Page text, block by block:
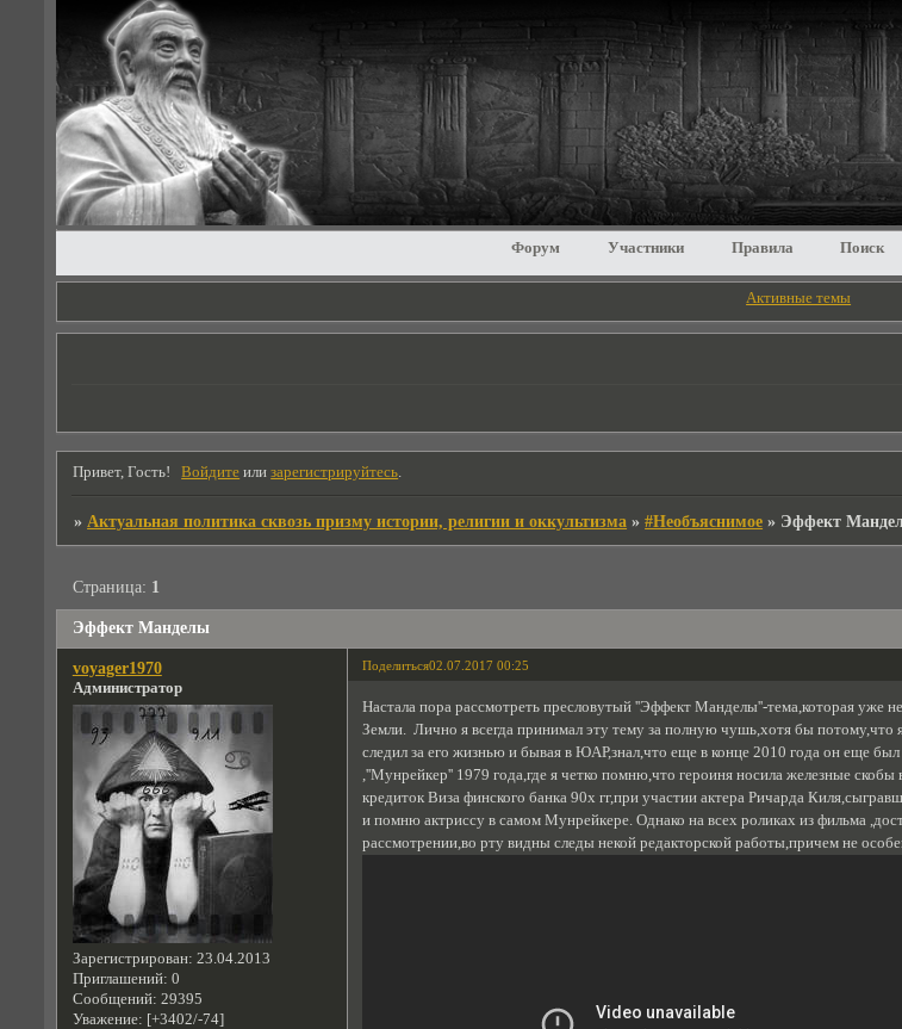
Форум Участники Правила Поиск
Активные темы
Привет, Гость! Войдите илизарегистрируйтесь.
» Актуальная политика сквозь призму истории, религии и оккультизма »#Необъяснимое » Эффект
Эффект Манделы
Страница: 1
Поделиться02.07.2017 00:25
voyager1970
Администратор
Зарегистрирован: 23.04.2013
Приглашений: 0
Сообщений: 29395
Уважение: [+3402/-74]
Настала пора рассмотреть пресловутый ''Эффект Манделы''-тема,которая уже
Земли. Лично я всегда принимал эту тему за полную чушь,хотя бы потому,что
следил за его жизнью и бывая в ЮАР,знал,что еще в конце 2010 года он еще
,''Мунрейкер'' 1979 года,где я четко помню,что героиня носила железные
кредиток Виза финского банка 90х гг,при участии актера Ричарда
и помню актриссу в самом Мунрейкере. Однако на всех роликах из фильма
рассмотрении,во рту видны следы некой редакторской работы,причем не